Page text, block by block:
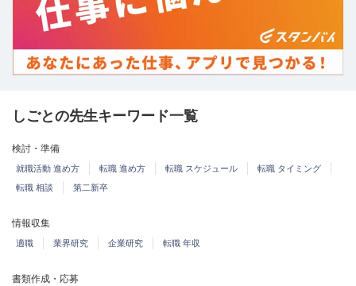
しごとの先生キーワード一覧
検討・準備
就職活動 進め方 転職 進め方 転職 スケジュール
転職 タイミング
転職 相談
第二新卒
情報収集
適職 業界研究 企業研究 転職 年収
書類作成・応募